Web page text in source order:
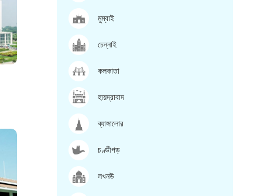
মুম্বাই
চেন্নাই
কলকাতা
হায়দ্রাবাদ
ব্যাঙ্গালোর
চণ্ডীগড়
লখনউ